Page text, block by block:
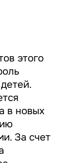
этого
в новых
За счет